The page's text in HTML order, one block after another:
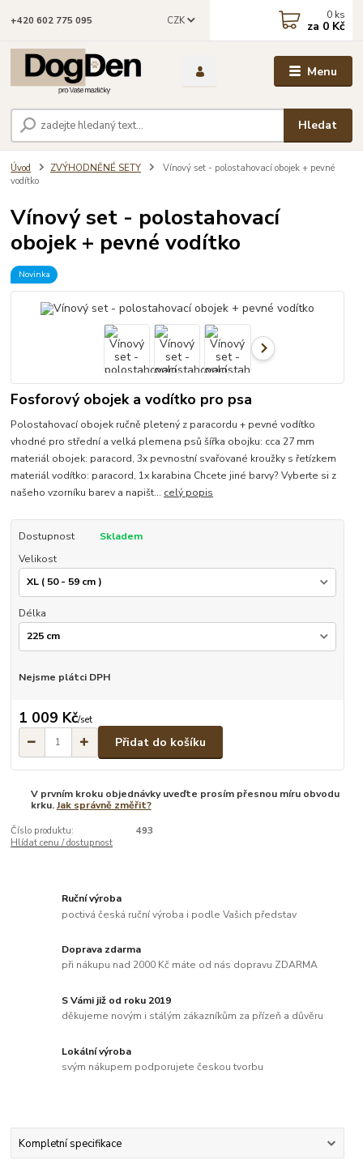
Menu
CZK
Hledat
+420 602 775 095 0 ks
za 0 Kč
Úvod ZVÝHODNĚNÉ SETY
Vínový set - polostahovací obojek + pevné
vodítko
Vínový set - polostahovací
obojek + pevné vodítko
Novinka
Fosforový obojek a vodítko pro psa
Polostahovací obojek ručně pletený z paracordu + pevné vodítko
vhodné pro střední a velká plemena psů šířka obojku: cca 27 mm
materiál obojek: paracord, 3x pevnostní svařované kroužky s řetízkem
materiál vodítko: paracord, 1x karabina Chcete jiné barvy? Vyberte si z
našeho vzorníku barev a napišt... celý popis
Dostupnost
Skladem
Velikost
Délka
Nejsme plátci DPH
1 009 Kč/set
Přidat do košíku
V prvním kroku objednávky uveďte prosím přesnou míru obvodu
krku.Jak správně změřit?
Číslo produktu:
493
Hlídat cenu / dostupnost
Ruční výroba
poctivá česká ruční výroba i podle Vašich představ
Doprava zdarma
při nákupu nad 2000 Kč máte od nás dopravu ZDARMA
S Vámi již od roku 2019
děkujeme novým i stálým zákazníkům za přízeň a důvěru
Lokální výroba
svým nákupem podporujete českou tvorbu
Kompletní specifikace